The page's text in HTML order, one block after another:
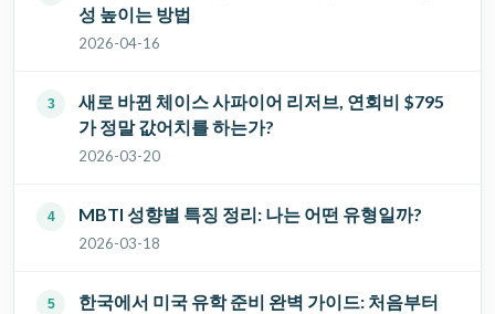
성 높이는 방법
2026-04-16
새로 바뀐 체이스 사파이어 리저브, 연회비 $795
가 정말 값어치를 하는가?
2026-03-20
MBTI 성향별 특징 정리: 나는 어떤 유형일까?
2026-03-18
한국에서 미국 유학 준비 완벽 가이드: 처음부터